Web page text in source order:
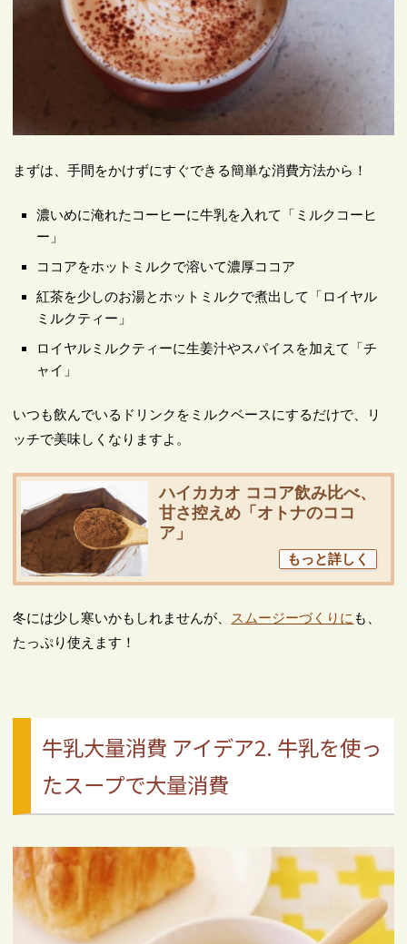
まずは、手間をかけずにすぐできる簡単な消費方法から！
濃いめに淹れたコーヒーに牛乳を入れて「ミルクコーヒ
ー」
ココアをホットミルクで溶いて濃厚ココア
紅茶を少しのお湯とホットミルクで煮出して「ロイヤル
ミルクティー」
ロイヤルミルクティーに生姜汁やスパイスを加えて「チ
ャイ」
いつも飲んでいるドリンクをミルクベースにするだけで、リ
ッチで美味しくなりますよ。
ハイカカオ ココア飲み比べ、
甘さ控えめ「オトナのココ
ア」
もっと詳しく
冬には少し寒いかもしれませんが、 スムージーづくりにも、
たっぷり使えます！
牛乳大量消費 アイデア2. 牛乳を使っ
たスープで大量消費